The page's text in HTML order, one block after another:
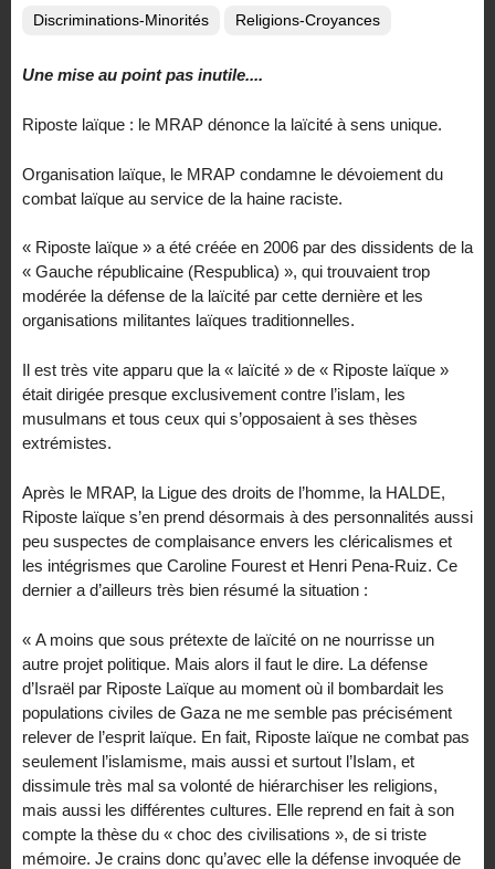
Discriminations-Minorités Religions-Croyances
Une mise au point pas inutile....
Riposte laïque : le MRAP dénonce la laïcité à sens unique.
Organisation laïque, le MRAP condamne le dévoiement du
combat laïque au service de la haine raciste.
« Riposte laïque » a été créée en 2006 par des dissidents de la
« Gauche républicaine (Respublica) », qui trouvaient trop
modérée la défense de la laïcité par cette dernière et les
organisations militantes laïques traditionnelles.
Il est très vite apparu que la « laïcité » de « Riposte laïque »
était dirigée presque exclusivement contre l’islam, les
musulmans et tous ceux qui s’opposaient à ses thèses
extrémistes.
Après le MRAP, la Ligue des droits de l’homme, la HALDE,
Riposte laïque s’en prend désormais à des personnalités aussi
peu suspectes de complaisance envers les cléricalismes et
les intégrismes que Caroline Fourest et Henri Pena-Ruiz. Ce
dernier a d’ailleurs très bien résumé la situation :
« A moins que sous prétexte de laïcité on ne nourrisse un
autre projet politique. Mais alors il faut le dire. La défense
d’Israël par Riposte Laïque au moment où il bombardait les
populations civiles de Gaza ne me semble pas précisément
relever de l’esprit laïque. En fait, Riposte laïque ne combat pas
seulement l’islamisme, mais aussi et surtout l’Islam, et
dissimule très mal sa volonté de hiérarchiser les religions,
mais aussi les différentes cultures. Elle reprend en fait à son
compte la thèse du « choc des civilisations », de si triste
mémoire. Je crains donc qu’avec elle la défense invoquée de